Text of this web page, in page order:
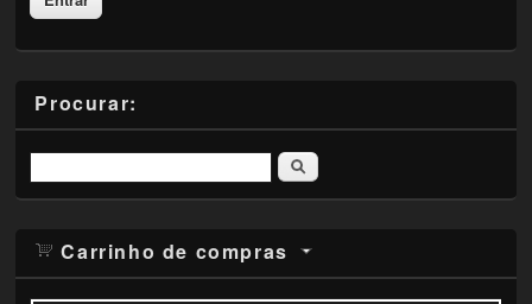
Procurar:
Pesquisar
Carrinho de compras